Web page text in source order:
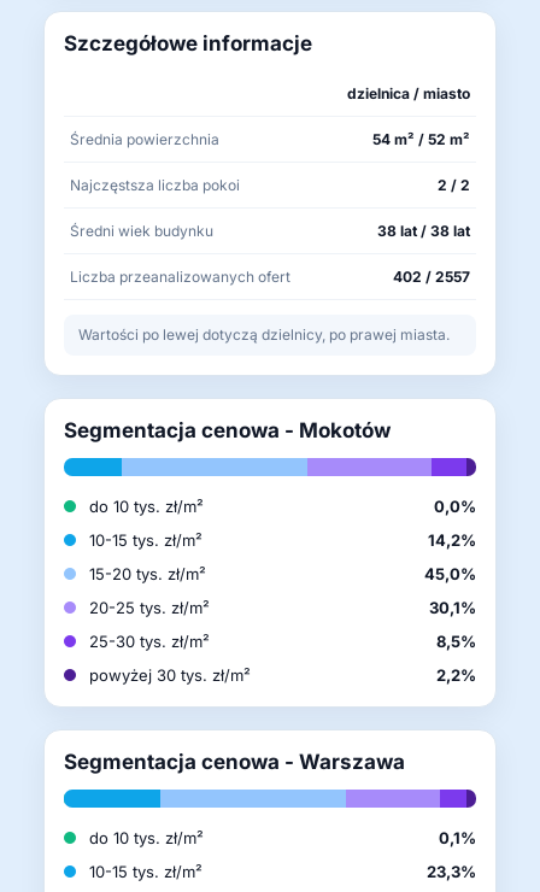
Szczegółowe informacje
dzielnica / miasto
Średnia powierzchnia 54 m² / 52 m²
Najczęstsza liczba pokoi 2 / 2
Średni wiek budynku 38 lat / 38 lat
Liczba przeanalizowanych ofert 402 / 2557
Wartości po lewej dotyczą dzielnicy, po prawej miasta.
Segmentacja cenowa - Mokotów
do 10 tys. zł/m²
0,0%
10-15 tys. zł/m²
14,2%
15-20 tys. zł/m²
45,0%
20-25 tys. zł/m²
30,1%
25-30 tys. zł/m²
8,5%
powyżej 30 tys. zł/m²
2,2%
Segmentacja cenowa - Warszawa
do 10 tys. zł/m²
0,1%
10-15 tys. zł/m²
23,3%